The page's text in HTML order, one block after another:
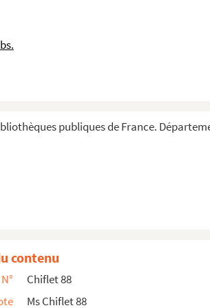
publiques de France.
de la Toison d'or : recueil formé pa...
d'or »
indiqués comme ayant été d...
contenu
N°
Chiflet 88
Ms Chiflet 88